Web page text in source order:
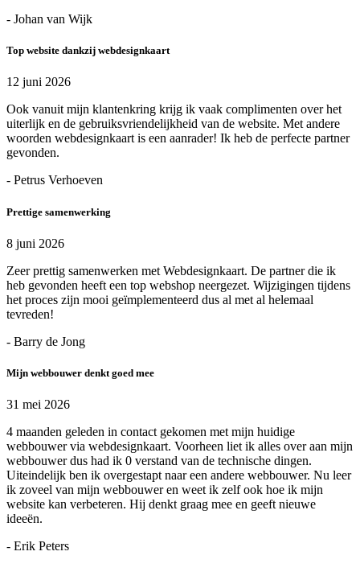
- Johan van Wijk
Top website dankzij webdesignkaart
12 juni 2026
Ook vanuit mijn klantenkring krijg ik vaak complimenten over het
uiterlijk en de gebruiksvriendelijkheid van de website. Met andere
woorden webdesignkaart is een aanrader! Ik heb de perfecte partner
gevonden.
- Petrus Verhoeven
Prettige samenwerking
8 juni 2026
Zeer prettig samenwerken met Webdesignkaart. De partner die ik
heb gevonden heeft een top webshop neergezet. Wijzigingen tijdens
het proces zijn mooi geïmplementeerd dus al met al helemaal
tevreden!
- Barry de Jong
Mijn webbouwer denkt goed mee
31 mei 2026
4 maanden geleden in contact gekomen met mijn huidige
webbouwer via webdesignkaart. Voorheen liet ik alles over aan mijn
webbouwer dus had ik 0 verstand van de technische dingen.
Uiteindelijk ben ik overgestapt naar een andere webbouwer. Nu leer
ik zoveel van mijn webbouwer en weet ik zelf ook hoe ik mijn
website kan verbeteren. Hij denkt graag mee en geeft nieuwe
ideeën.
- Erik Peters